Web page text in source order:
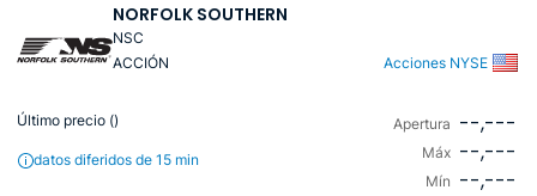
NORFOLK SOUTHERN
NSC
ACCIÓN
Acciones NYSE
Último precio ()
datos diferidos de 15 min
Apertura --,---
Máx --,---
Mín --,---